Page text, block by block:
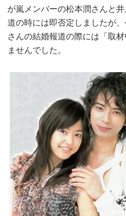
が嵐メンバーの松本潤さんと
道の時には即否定しましたが
さんの結婚報道の際には「取
ませんでした。